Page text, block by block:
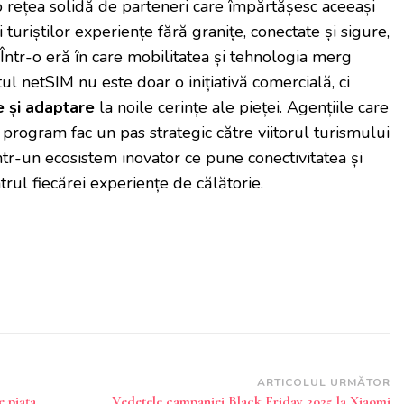
solidă de parteneri care împărtășesc aceeași
experiențe fără granițe, conectate și sigure,
o eră în care mobilitatea și tehnologia merg
netSIM nu este doar o inițiativă comercială, ci
și adaptare la noile cerințe ale pieței. Agențiile care
fac un pas strategic către viitorul turismului
un ecosistem inovator ce pune conectivitatea și
fiecărei experiențe de călătorie.
ARTICOLUL URMĂTOR